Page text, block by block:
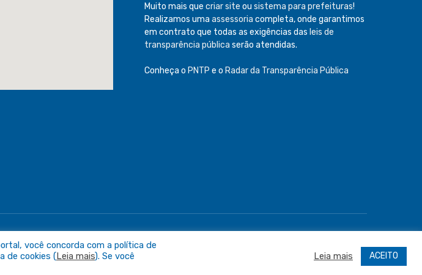
Muito mais que criar site ou sistema para prefeituras!
Realizamos uma assessoria completa, onde garantimos
em contrato que todas as exigências das leis de
transparência pública serão atendidas.
Conheça o PNTP e o Radar da Transparência Pública
você concorda com a política de
de cookies (Leia mais). Se você
Leia mais ACEITO